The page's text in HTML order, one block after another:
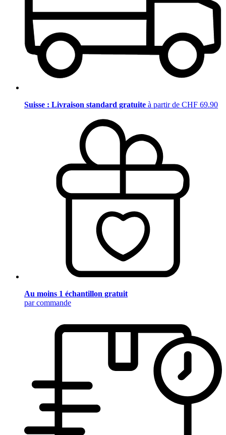
Suisse : Livraison standard gratuite à partir de CHF 69.90
Au moins 1 échantillon gratuit
par commande